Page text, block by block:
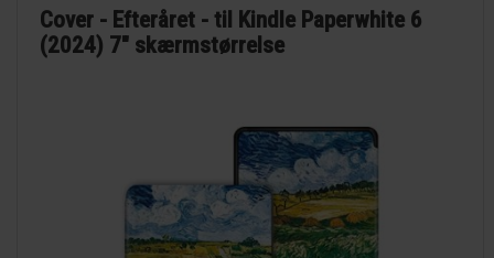
Cover - Efteråret - til Kindle Paperwhite 6
(2024) 7" skærmstørrelse